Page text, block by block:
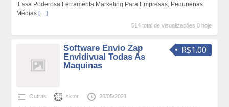
,Essa Poderosa Ferramenta Marketing Para Empresas, Pequnenas
Médias […]
514 total de visualizações,0 hoje
R$1.00
Software Envio Zap
Envidivual Todas As
Maquinas
Outras sktor 26/05/2021